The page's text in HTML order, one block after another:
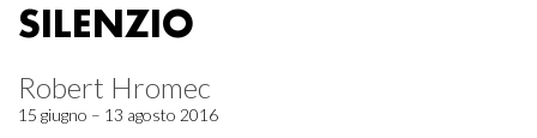
SILENZIO
Robert Hromec
15 giugno – 13 agosto 2016